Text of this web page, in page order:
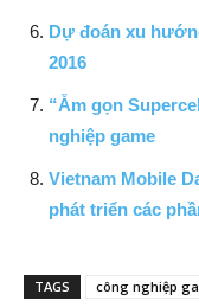
Dự đoán xu
2016
“Ẵm gọn
nghiệp game
Vietnam Mobile
phát triển các
TAGS công nghiệp